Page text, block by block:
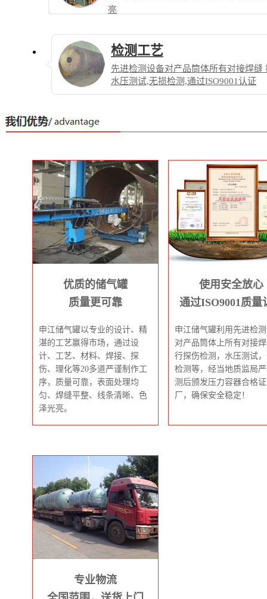
亮
检测工艺
先进检测设备对产品筒体所有对接焊缝
水压测试,无损检测,通过ISO9001认证
优质的储气罐
质量更可靠
申江储气罐以专业的设计、精
湛的工艺赢得市场，通过设
计、工艺、材料、焊接、探
伤、理化等20多道严谨制作工
序，质量可靠，表面处理均
匀、焊缝平整、线条清晰、色
泽光亮。
使用安全放心
通过ISO9001质量
申江储气罐利用先进检
对产品筒体上所有对接
行探伤检测，水压测试
检测等，经当地质监局
测后颁发压力容器合格
厂，确保安全稳定！
专业物流